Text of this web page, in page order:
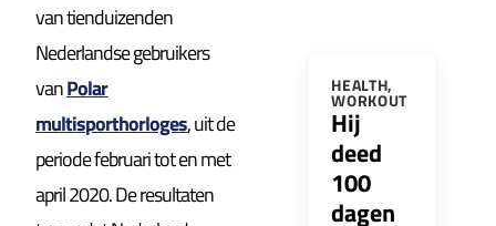
van tienduizenden
Nederlandse gebruikers
vanPolar
multisporthorloges, uit de
periode februari tot en met
april 2020. De resultaten
HEALTH,
WORKOUT
Hij
deed
100
dagen